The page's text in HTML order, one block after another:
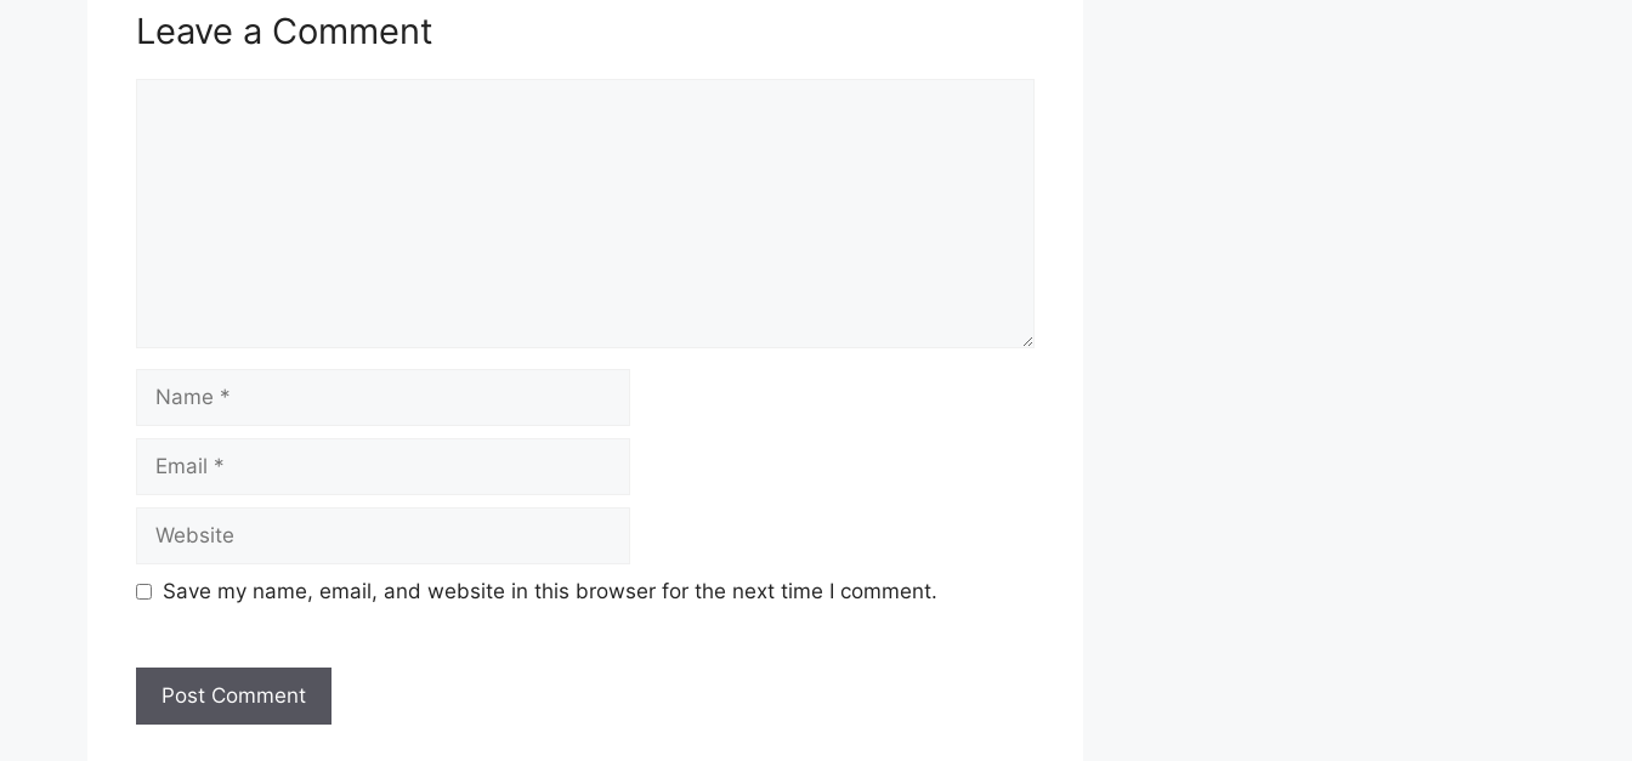
Leave a Comment
Save my name, email, and website in this browser for the next time I comment.